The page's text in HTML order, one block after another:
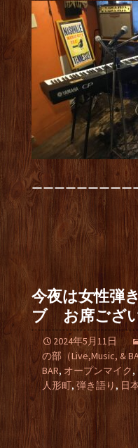
ーーーーーーーーー
今夜は女性弾
ブ お席ござい
2024年5月11日
の部（Live,Music, &
BAR, オープンマイク,
人形町,弾き語り , 日